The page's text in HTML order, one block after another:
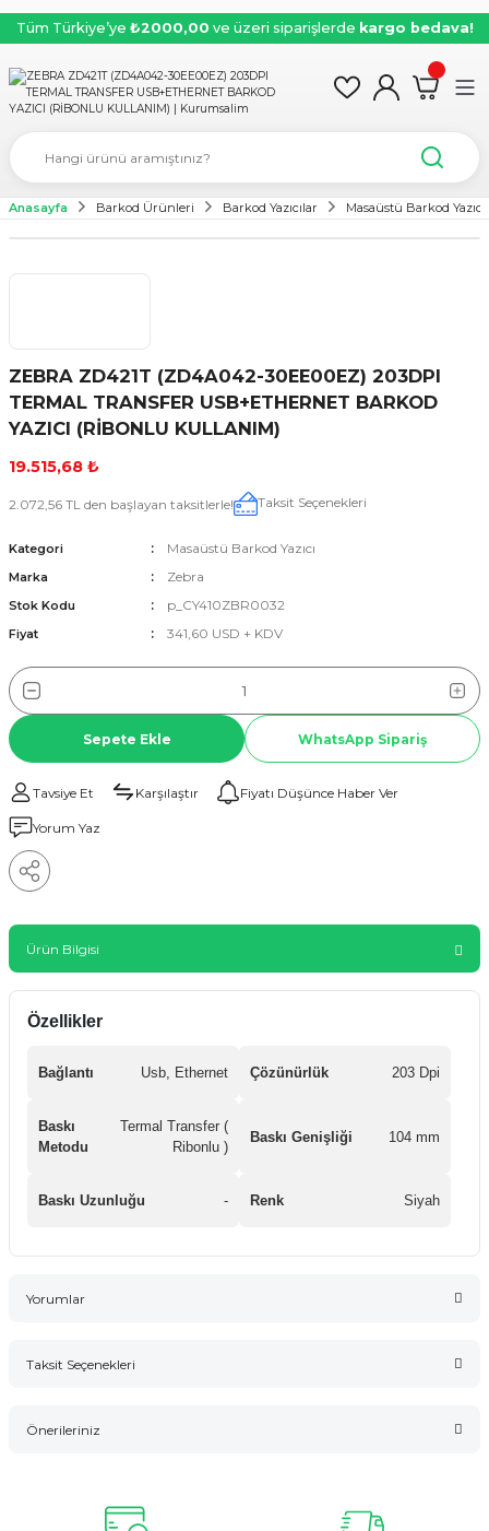
Tüm Türkiye’ye ₺2000,00 ve üzeri siparişlerde kargo bedava!
Anasayfa Barkod Ürünleri Barkod Yazıcılar Masaüstü Barkod Yazıcı
ZEBRA ZD421T (ZD4A042-30EE00EZ) 203DPI
TERMAL TRANSFER USB+ETHERNET BARKOD
YAZICI (RİBONLU KULLANIM)
19.515,68 ₺
2.072,56 TL den başlayan taksitlerle! Taksit Seçenekleri
Kategori Masaüstü Barkod Yazıcı
Marka Zebra
Stok Kodu p_CY410ZBR0032
Fiyat 341,60 USD + KDV
Sepete Ekle WhatsApp Sipariş
Tavsiye Et Karşılaştır Fiyatı Düşünce Haber Ver
Yorum Yaz
Ürün Bilgisi
Özellikler
Bağlantı Usb, Ethernet Çözünürlük 203 Dpi
Baskı
Metodu
Termal Transfer (
Ribonlu )
Baskı Genişliği 104 mm
Baskı Uzunluğu - Renk Siyah
Yorumlar
Taksit Seçenekleri
Önerileriniz
konularda yetersiz gördüğünüz noktaları öneri formunu